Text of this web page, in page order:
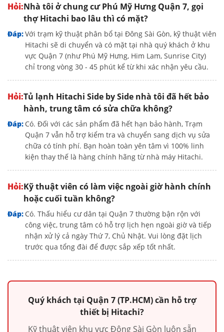
Nhà tôi ở chung cư Phú Mỹ Hưng Quận 7, gọi
thợ Hitachi bao lâu thì có mặt?
Với trạm kỹ thuật phân bổ tại Đông Sài Gòn, kỹ thuật viên
Hitachi sẽ di chuyển và có mặt tại nhà quý khách ở khu
vực Quận 7 (như Phú Mỹ Hưng, Him Lam, Sunrise City)
chỉ trong vòng 30 - 45 phút kể từ khi xác nhận yêu cầu.
Tủ lạnh Hitachi Side by Side nhà tôi đã hết bảo
hành, trung tâm có sửa chữa không?
Có. Đối với các sản phẩm đã hết hạn bảo hành, Trạm
Quận 7 vẫn hỗ trợ kiểm tra và chuyển sang dịch vụ sửa
chữa có tính phí. Bạn hoàn toàn yên tâm vì 100% linh
kiện thay thế là hàng chính hãng từ nhà máy Hitachi.
Kỹ thuật viên có làm việc ngoài giờ hành chính
hoặc cuối tuần không?
Có. Thấu hiểu cư dân tại Quận 7 thường bận rộn với
công việc, trung tâm có hỗ trợ lịch hẹn ngoài giờ và tiếp
nhận xử lý cả ngày Thứ 7, Chủ Nhật. Vui lòng đặt lịch
trước qua tổng đài để được sắp xếp tốt nhất.
Quý khách tại Quận 7 (TP.HCM) cần hỗ trợ
thiết bị Hitachi?
Kỹ thuật viên khu vực Đông Sài Gòn luôn sẵn